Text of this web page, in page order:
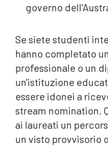
governo
Se siete studenti
hanno completato
professionale o un
un'istituzione
essere idonei a
stream nomination.
ai laureati un
un visto provvisorio